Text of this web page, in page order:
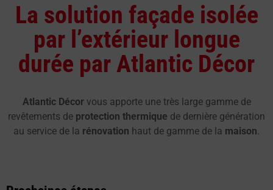
La solution façade isolée
par l’extérieur longue
durée par Atlantic Décor
Atlantic Décorvous apporte une très large gamme de
revêtements de protection thermique de dernière génération
au service de la rénovation haut de gamme de la maison.